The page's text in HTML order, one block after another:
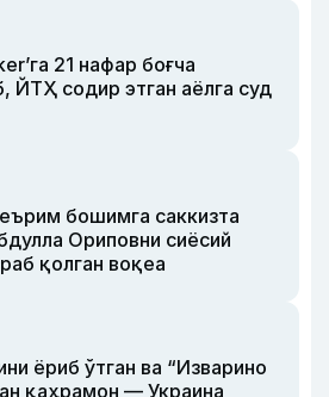
21 нафар боғча
ЙТҲ содир этган аёлга суд
бошимга саккизта
Ориповни сиёсий
қолган воқеа
ёриб ўтган ва “Изварино
қаҳрамон — Украина